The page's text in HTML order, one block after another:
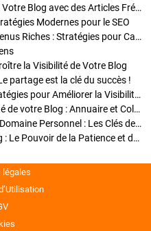
Stratégies de Publication : Boostez Votre Blog avec des Articles Fréquents et Exclusifs
Modernes pour le SEO
Enrichir Vos Articles avec des Contenus Riches : Stratégies pour Captiver et Optimiser
la Visibilité de Votre Blog
partage est la clé du succès !
Optimisation SEO des Articles : Stratégies pour Améliorer la Visibilité de Votre Blog
Stratégies pour améliorer la visibilité de votre Blog : Annuaire et Collaborations
Pourquoi Investir dans un Nom de Domaine Personnel : Les Clés de la Réussite de Votre Blog
Comment Faire Émerger Votre Blog : Le Pouvoir de la Patience et de la Persévérance
légales